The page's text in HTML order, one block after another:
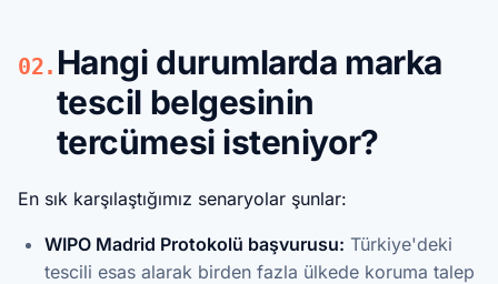
02. Hangi durumlarda marka
tescil belgesinin
tercümesi isteniyor?
En sık karşılaştığımız senaryolar şunlar:
WIPO Madrid Protokolü başvurusu: Türkiye'deki
tescili esas alarak birden fazla ülkede koruma talep